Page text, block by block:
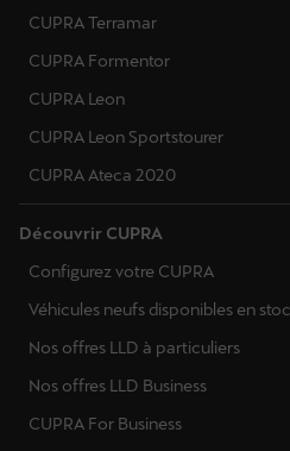
CUPRA Terramar
CUPRA Formentor
CUPRA Leon
CUPRA Leon Sportstourer
CUPRA Ateca 2020
Découvrir CUPRA
Configurez votre CUPRA
Véhicules neufs disponibles en
Nos offres LLD à particuliers
Nos offres LLD Business
CUPRA For Business